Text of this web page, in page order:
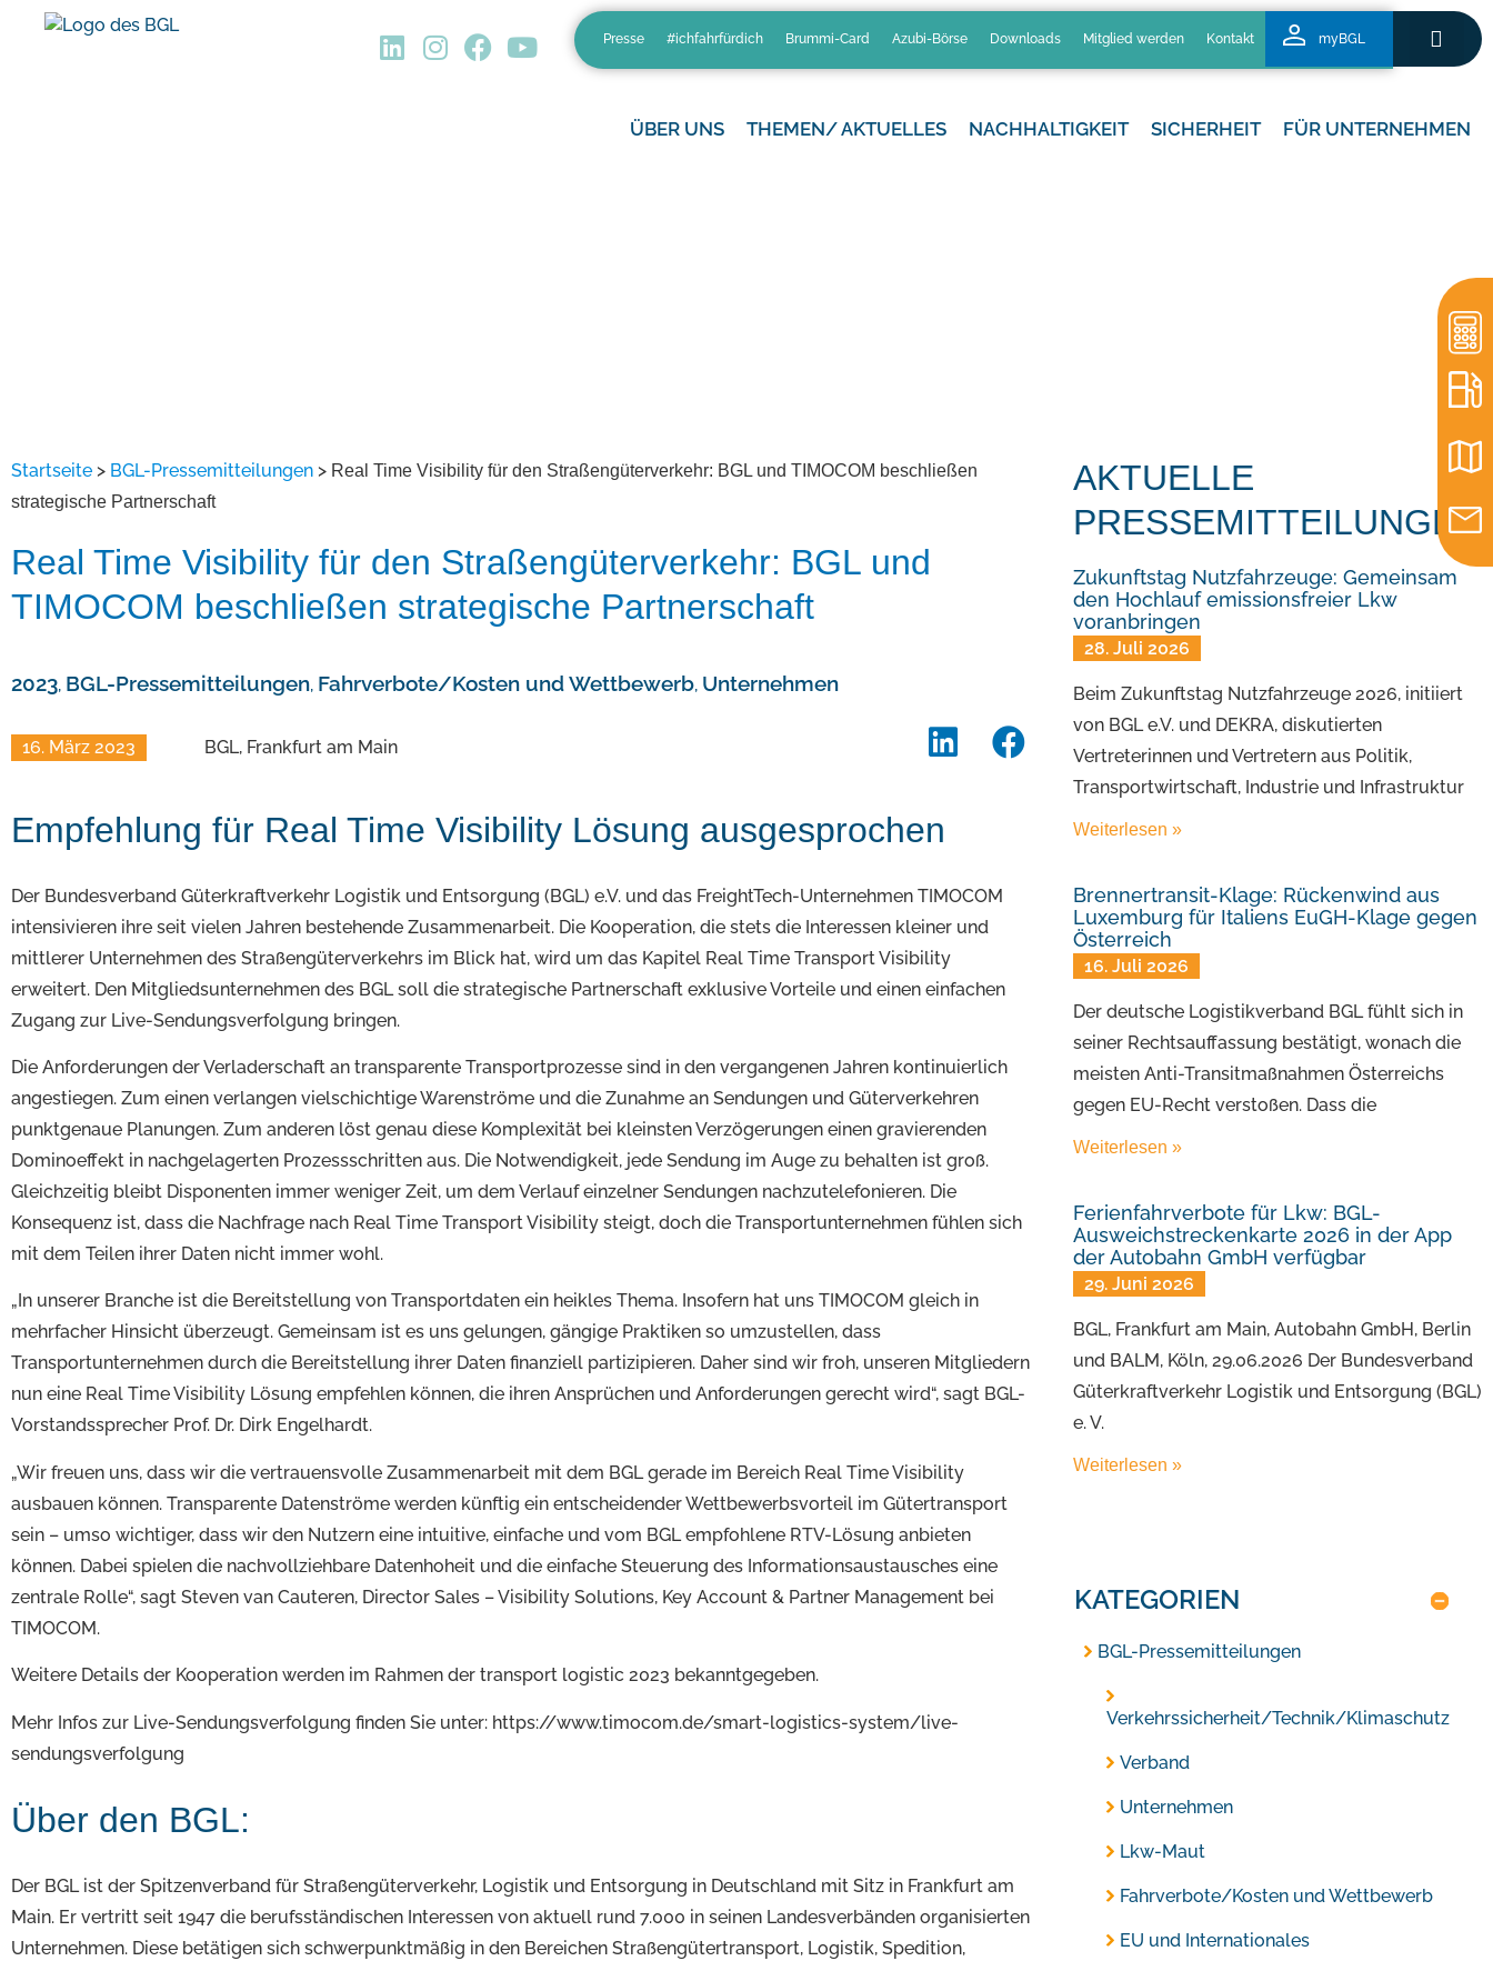
Presse #ichfahrfürdich Brummi-Card Azubi-Börse Downloads Mitglied werden Kontakt myBGL
ÜBER UNS THEMEN/ AKTUELLES NACHHALTIGKEIT SICHERHEIT FÜR UNTERNEHMEN
Startseite > BGL-Pressemitteilungen > Real Time Visibility für den Straßengüterverkehr: BGL und TIMOCOM beschließen
strategische Partnerschaft
Real Time Visibility für den Straßengüterverkehr: BGL und
TIMOCOM beschließen strategische Partnerschaft
2023, BGL-Pressemitteilungen, Fahrverbote/Kosten und Wettbewerb, Unternehmen
16. März 2023 BGL, Frankfurt am Main
Empfehlung für Real Time Visibility Lösung ausgesprochen
Der Bundesverband Güterkraftverkehr Logistik und Entsorgung (BGL) e.V. und das FreightTech-Unternehmen TIMOCOM
intensivieren ihre seit vielen Jahren bestehende Zusammenarbeit. Die Kooperation, die stets die Interessen kleiner und
mittlerer Unternehmen des Straßengüterverkehrs im Blick hat, wird um das Kapitel Real Time Transport Visibility
erweitert. Den Mitgliedsunternehmen des BGL soll die strategische Partnerschaft exklusive Vorteile und einen einfachen
Zugang zur Live-Sendungsverfolgung bringen.
Die Anforderungen der Verladerschaft an transparente Transportprozesse sind in den vergangenen Jahren kontinuierlich
angestiegen. Zum einen verlangen vielschichtige Warenströme und die Zunahme an Sendungen und Güterverkehren
punktgenaue Planungen. Zum anderen löst genau diese Komplexität bei kleinsten Verzögerungen einen gravierenden
Dominoeffekt in nachgelagerten Prozessschritten aus. Die Notwendigkeit, jede Sendung im Auge zu behalten ist groß.
Gleichzeitig bleibt Disponenten immer weniger Zeit, um dem Verlauf einzelner Sendungen nachzutelefonieren. Die
Konsequenz ist, dass die Nachfrage nach Real Time Transport Visibility steigt, doch die Transportunternehmen fühlen sich
mit dem Teilen ihrer Daten nicht immer wohl.
„In unserer Branche ist die Bereitstellung von Transportdaten ein heikles Thema. Insofern hat uns TIMOCOM gleich in
mehrfacher Hinsicht überzeugt. Gemeinsam ist es uns gelungen, gängige Praktiken so umzustellen, dass
Transportunternehmen durch die Bereitstellung ihrer Daten finanziell partizipieren. Daher sind wir froh, unseren Mitgliedern
nun eine Real Time Visibility Lösung empfehlen können, die ihren Ansprüchen und Anforderungen gerecht wird“, sagt BGL-
Vorstandssprecher Prof. Dr. Dirk Engelhardt.
„Wir freuen uns, dass wir die vertrauensvolle Zusammenarbeit mit dem BGL gerade im Bereich Real Time Visibility
ausbauen können. Transparente Datenströme werden künftig ein entscheidender Wettbewerbsvorteil im Gütertransport
sein – umso wichtiger, dass wir den Nutzern eine intuitive, einfache und vom BGL empfohlene RTV-Lösung anbieten
können. Dabei spielen die nachvollziehbare Datenhoheit und die einfache Steuerung des Informationsaustausches eine
zentrale Rolle“, sagt Steven van Cauteren, Director Sales – Visibility Solutions, Key Account & Partner Management bei
TIMOCOM.
Weitere Details der Kooperation werden im Rahmen der transport logistic 2023 bekanntgegeben.
Mehr Infos zur Live-Sendungsverfolgung finden Sie unter: https://www.timocom.de/smart-logistics-system/live-
sendungsverfolgung
Über den BGL:
Der BGL ist der Spitzenverband für Straßengüterverkehr, Logistik und Entsorgung in Deutschland mit Sitz in Frankfurt am
Main. Er vertritt seit 1947 die berufsständischen Interessen von aktuell rund 7.000 in seinen Landesverbänden organisierten
Unternehmen. Diese betätigen sich schwerpunktmäßig in den Bereichen Straßengütertransport, Logistik, Spedition,
AKTUELLE
PRESSEMITTEILUNGEN
Zukunftstag Nutzfahrzeuge: Gemeinsam
den Hochlauf emissionsfreier Lkw
voranbringen
28. Juli 2026
Beim Zukunftstag Nutzfahrzeuge 2026, initiiert
von BGL e.V. und DEKRA, diskutierten
Vertreterinnen und Vertretern aus Politik,
Transportwirtschaft, Industrie und Infrastruktur
Weiterlesen »
Brennertransit-Klage: Rückenwind aus
Luxemburg für Italiens EuGH-Klage gegen
Österreich
16. Juli 2026
Der deutsche Logistikverband BGL fühlt sich in
seiner Rechtsauffassung bestätigt, wonach die
meisten Anti-Transitmaßnahmen Österreichs
gegen EU-Recht verstoßen. Dass die
Weiterlesen »
Ferienfahrverbote für Lkw: BGL-
Ausweichstreckenkarte 2026 in der App
der Autobahn GmbH verfügbar
29. Juni 2026
BGL, Frankfurt am Main, Autobahn GmbH, Berlin
und BALM, Köln, 29.06.2026 Der Bundesverband
Güterkraftverkehr Logistik und Entsorgung (BGL)
e. V.
Weiterlesen »
KATEGORIEN
BGL-Pressemitteilungen
Verkehrssicherheit/Technik/Klimaschutz
Verband
Unternehmen
Lkw-Maut
Fahrverbote/Kosten und Wettbewerb
EU und Internationales